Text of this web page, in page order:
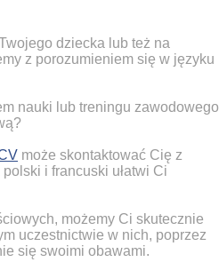
dziecka lub też na
z porozumieniem się w języku
nauki lub treningu zawodowego
może skontaktować Cię z
i francuski ułatwi Ci
możemy Ci skutecznie
uczestnictwie w nich, poprzez
się swoimi obawami.